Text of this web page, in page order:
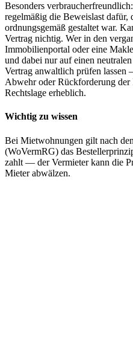
Besonders
regelmäßig die Beweislast dafür,
ordnungsgemäß gestaltet war.
Vertrag nichtig. Wer in den
Immobilienportal oder eine
und dabei nur auf einen
Vertrag anwaltlich prüfen
Abwehr oder Rückforderung der
Rechtslage erheblich.
Wichtig zu wissen
Bei Mietwohnungen gilt nach
(WoVermRG) das
zahlt — der Vermieter kann die
Mieter abwälzen.